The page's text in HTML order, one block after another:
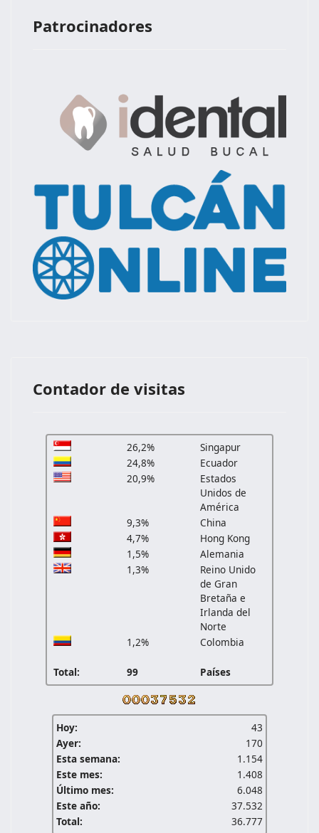
Patrocinadores
Contador de visitas
26,2%
Singapur
24,8%
Ecuador
20,9%
Estados
Unidos de
América
9,3%
China
4,7%
Hong Kong
1,5%
Alemania
1,3%
Reino Unido
de Gran
Bretaña e
Irlanda del
Norte
1,2%
Colombia
Total: 99 Países
Hoy:
43
Ayer:
170
Esta semana:
1.154
Este mes:
1.408
Último mes:
6.048
Este año:
37.532
Total:
36.777